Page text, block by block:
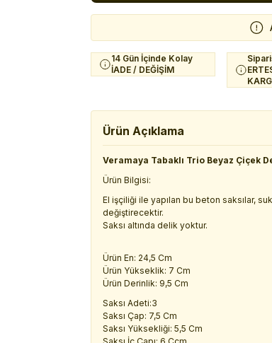
14 Gün İçinde Kolay
İADE / DEĞİŞİM
Ürün Açıklama
Veramaya Tabaklı Trio Beyaz Çiçek
Ürün Bilgisi:
El işçiliği ile yapılan bu beton saksılar,
değiştirecektir.
Saksı altında delik yoktur.
Ürün En: 24,5 Cm
Ürün Yükseklik: 7 Cm
Ürün Derinlik: 9,5 Cm
Saksı Adeti:3
Saksı Çap: 7,5 Cm
Saksı Yüksekliği: 5,5 Cm